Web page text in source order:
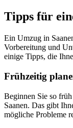
Tipps für
Ein Umzug in
Vorbereitung und
einige Tipps, die
Frühzeitig
Beginnen Sie so
Saanen. Das gibt
mögliche Probleme